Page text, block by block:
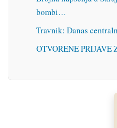
bombi…
Travnik: Danas
OTVORENE